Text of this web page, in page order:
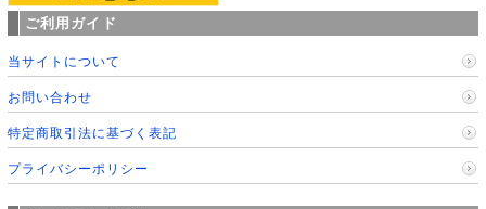
ご利用ガイド
当サイトについて
お問い合わせ
特定商取引法に基づく表記
プライバシーポリシー